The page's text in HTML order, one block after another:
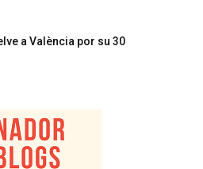
a València por su 30